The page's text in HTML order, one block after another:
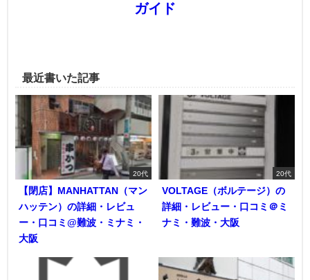
ガイド
最近書いた記事
20代
【閉店】MANHATTAN（マン
ハッテン）の詳細・レビュ
ー・口コミ@難波・ミナミ・
大阪
20代
VOLTAGE（ボルテージ）の
詳細・レビュー・口コミ＠ミ
ナミ・難波・大阪